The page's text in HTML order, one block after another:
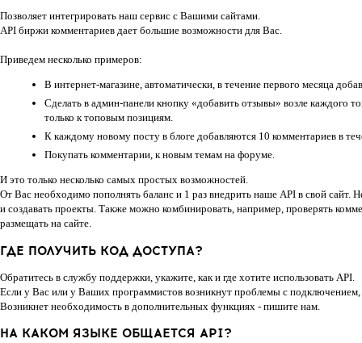
Позволяет интегрировать наш сервис с Вашими сайтами.
API биржи комментариев дает большие возможности для Вас.
Приведем несколько примеров:
В интернет-магазине, автоматически, в течение первого месяца
Сделать в админ-панели кнопку «добавить отзывы» возле каждого
только к топовым позициям.
К каждому новому посту в блоге добавляются 10 комментариев в
Покупать комментарии, к новым темам на форуме.
И это только несколько самых простых возможностей.
От Вас необходимо пополнять баланс и 1 раз внедрить наше API в свой сайт.
и создавать проекты. Также можно комбинировать, например, проверять
размещать на сайте.
ГДЕ ПОЛУЧИТЬ КОД ДОСТУПА?
Обратитесь в службу поддержки, укажите, как и где хотите использовать API.
Если у Вас или у Ваших программистов возникнут проблемы с
Возникнет необходимость в дополнительных функциях - пишите нам.
НА КАКОМ ЯЗЫКЕ ОБЩАЕТСЯ API?